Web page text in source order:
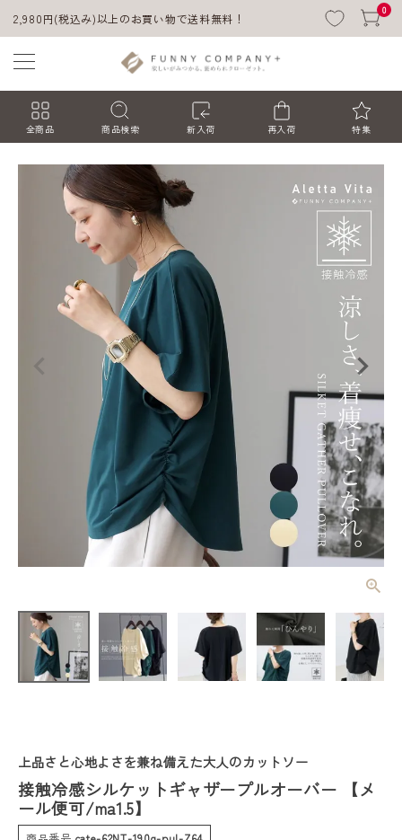
2,980円(税込み)以上のお買い物で送料無料！
0
全商品 商品検索 新入荷 再入荷 特集
ACCOUNT MENU
ようこそ ゲスト 様
会員登録
ケットギャザ
便可/ma1.
5】
ファッション雑貨
上品さと心地よさを兼ね備えた大人のカットソー
接触冷感シルケットギャザープルオーバー 【メ
ール便可/ma1.5】